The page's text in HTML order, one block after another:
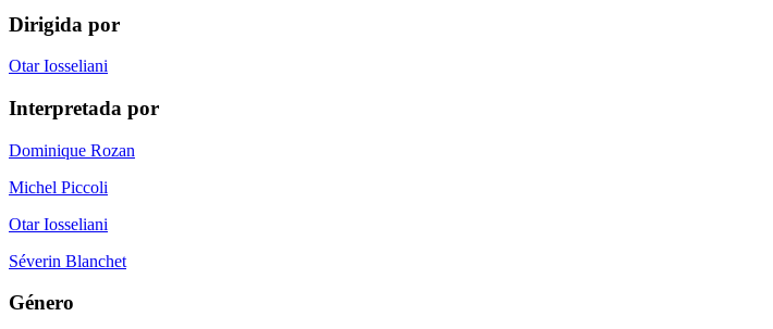
Dirigida por
Otar Iosseliani
Interpretada por
Dominique Rozan
Michel Piccoli
Otar Iosseliani
Séverin Blanchet
Género